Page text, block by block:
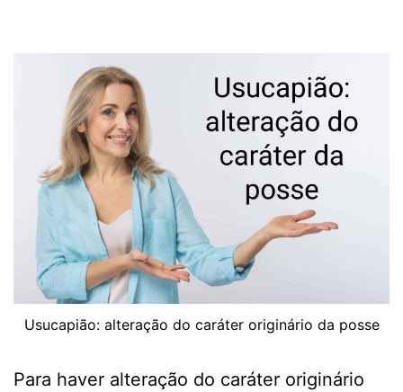
Usucapião: alteração do caráter originário da posse
Para haver alteração do caráter originário